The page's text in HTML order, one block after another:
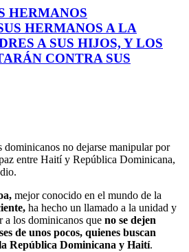
HERMANOS
HERMANOS A LA
A SUS HIJOS, Y LOS
CONTRA SUS
no dejarse manipular por
entre Haití y República Dominicana,
mejor conocido en el mundo de la
ha hecho un llamado a la unidad y
a los dominicanos que no se dejen
de unos pocos, quienes buscan
República Dominicana y Haití.